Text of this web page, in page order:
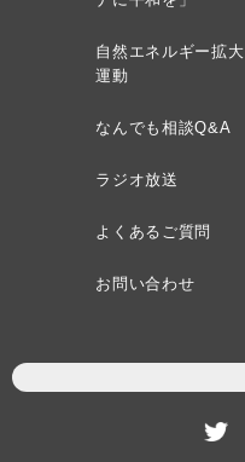
自然エネルギー拡大
運動
なんでも相談Q&A
ラジオ放送
よくあるご質問
お問い合わせ